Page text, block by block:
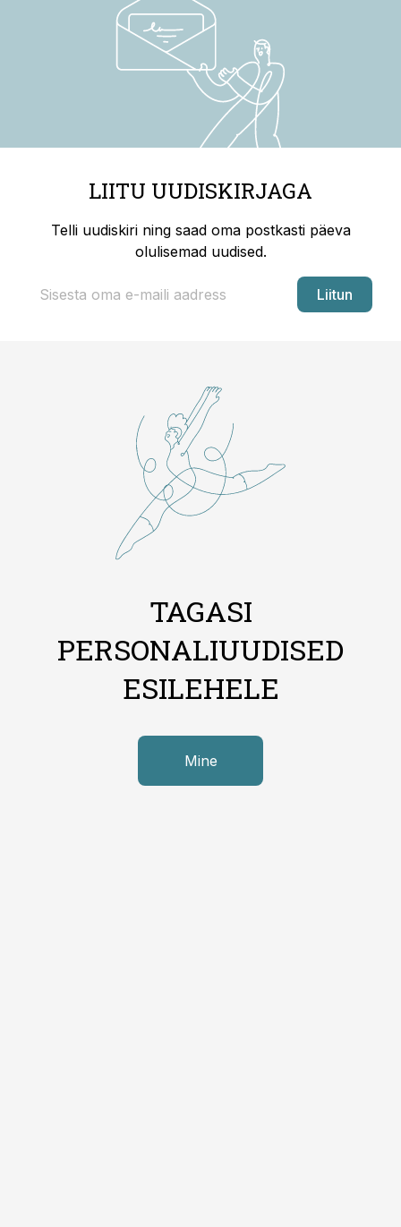
LIITU UUDISKIRJAGA
Telli uudiskiri ning saad oma postkasti päeva
olulisemad uudised.
Liitun
TAGASI
PERSONALIUUDISED
ESILEHELE
Mine